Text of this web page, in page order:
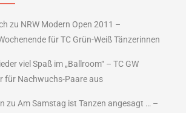
zu NRW Modern Open 2011 –
für TC Grün-Weiß Tänzerinnen
viel Spaß im „Ballroom“ – TC GW
für Nachwuchs-Paare aus
zu Am Samstag ist Tanzen angesagt … –